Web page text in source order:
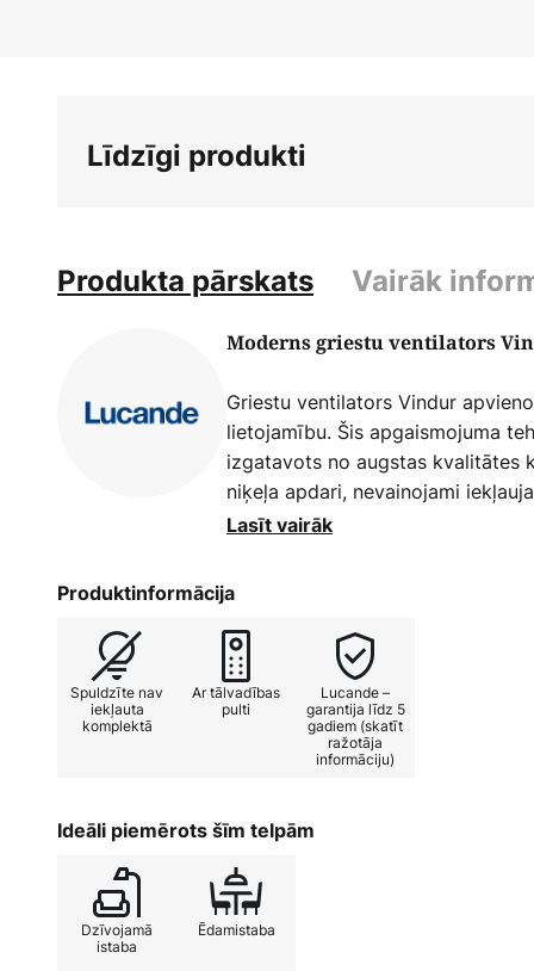
Līdzīgi produkti
Produkta pārskats Vairāk
Moderns griestu ventilators
Griestu ventilators Vindur
lietojamību. Šis apgaismojuma
izgatavots no augstas kvalitātes
niķeļa apdari, nevainojami
dzīvojamās telpas koncepcijās.
Tehniskie dati
- Iekļauts tālvadības pults
- 40 W pie 200 apgr./min.
- 11,8 W pie 139 apgr./min.
- 4 W pie 80 apgr./min.
- Gaisa cirkulācija 170/132/77 m³/
Lasīt vairāk
Produktinformācija
Spuldzīte nav
iekļauta
komplektā
Ar tālvadības
pulti
Lucande –
garantija līdz 5
gadiem (skatīt
ražotāja
informāciju)
Ideāli piemērots šīm telpām
Dzīvojamā
istaba
Ēdamistaba